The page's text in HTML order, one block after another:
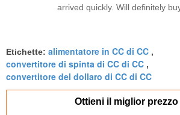
taking the time to set it up
finding that sweet spot makes
No more eye strain during long
recommend taking the time to
properly!""The Pico 4's visual
arrived quickly. Will definitely
Etichette: alimentatore in CC di CC ,
convertitore di spinta di CC di CC ,
convertitore del dollaro di CC di CC
Ottieni il miglior prezzo